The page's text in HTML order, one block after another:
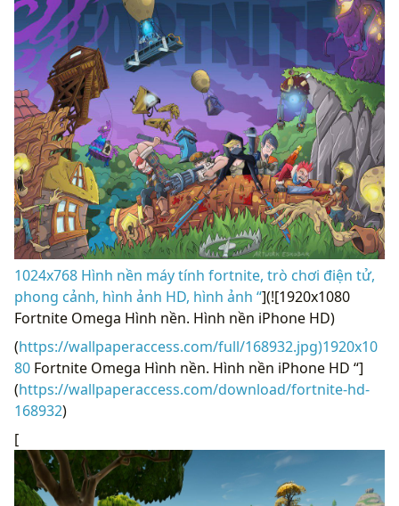
1024x768 Hình nền máy tính fortnite, trò chơi điện tử,
phong cảnh, hình ảnh HD, hình ảnh “](![1920x1080
Fortnite Omega Hình nền. Hình nền iPhone HD)
(https://wallpaperaccess.com/full/168932.jpg)1920x10
80 Fortnite Omega Hình nền. Hình nền iPhone HD “]
(https://wallpaperaccess.com/download/fortnite-hd-
168932)
[